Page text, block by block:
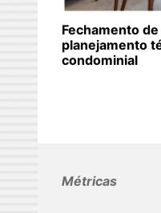
Fechamento
planejamento
condominial
Métricas